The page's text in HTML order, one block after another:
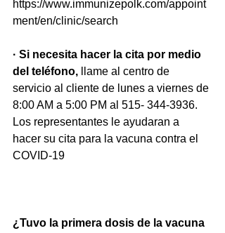
https://www.immunizepolk.com/appoint
ment/en/clinic/search
· Si necesita hacer la cita por medio
del teléfono, llame al centro de
servicio al cliente de lunes a viernes de
8:00 AM a 5:00 PM al 515- 344-3936.
Los representantes le ayudaran a
hacer su cita para la vacuna contra el
COVID-19
¿Tuvo la primera dosis de la vacuna